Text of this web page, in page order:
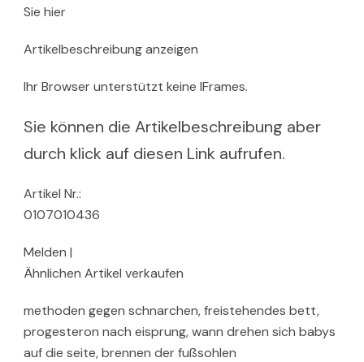
Sie hier
Artikelbeschreibung anzeigen
Ihr Browser unterstützt keine IFrames.
Sie können die Artikelbeschreibung aber
durch klick auf diesen Link aufrufen.
Artikel Nr.:
0107010436
Melden |
Ähnlichen Artikel verkaufen
methoden gegen schnarchen, freistehendes bett,
progesteron nach eisprung, wann drehen sich babys
auf die seite, brennen der fußsohlen